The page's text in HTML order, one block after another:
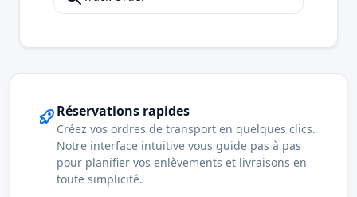
Réservations rapides
Créez vos ordres de transport en quelques clics.
Notre interface intuitive vous guide pas à pas
pour planifier vos enlèvements et livraisons en
toute simplicité.